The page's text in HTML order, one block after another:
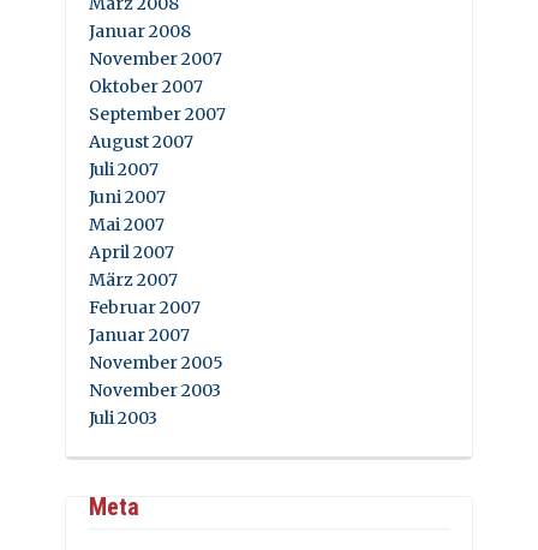
Januar 2008
November 2007
Oktober 2007
September 2007
August 2007
Juli 2007
Juni 2007
Mai 2007
April 2007
März 2007
Februar 2007
Januar 2007
November 2005
November 2003
Juli 2003
Meta